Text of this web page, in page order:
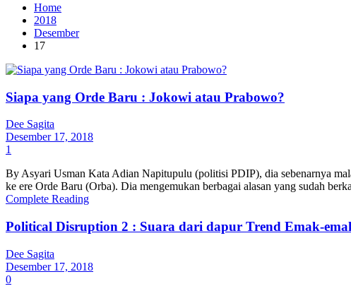
Home
2018
Desember
17
Siapa yang Orde Baru : Jokowi atau Prabowo?
Dee Sagita
Desember 17, 2018
1
By Asyari Usman Kata Adian Napitupulu (politisi PDIP), dia sebenarnya
ke ere Orde Baru (Orba). Dia mengemukan berbagai alasan yang sudah
Complete Reading
Political Disruption 2 : Suara dari dapur Trend Emak-
Dee Sagita
Desember 17, 2018
0